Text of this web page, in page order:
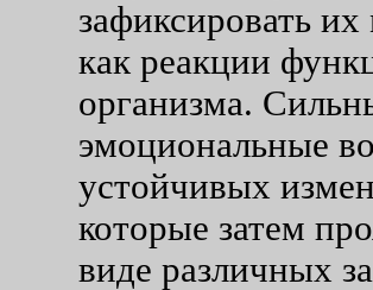
зафиксировать
как реакции
организма.
эмоциональные
устойчивых
которые затем
виде различных